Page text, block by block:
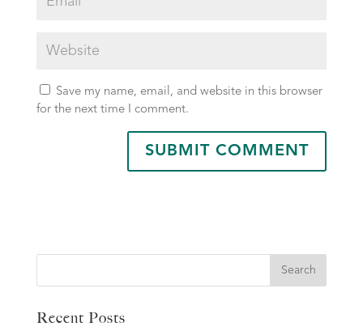
Save my name, email, and website in this browser
for the next time I comment.
Search
Recent Posts